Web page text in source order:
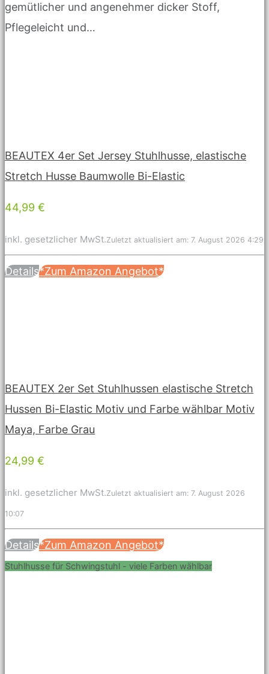
gemütlicher und angenehmer dicker Stoff,
Pflegeleicht und…
BEAUTEX 4er Set Jersey Stuhlhusse, elastische
Stretch Husse Baumwolle Bi-Elastic
44,99 €
inkl. gesetzlicher MwSt.Zuletzt aktualisiert am: 7. August 2026 4:29
Details*Zum Amazon Angebot*
BEAUTEX 2er Set Stuhlhussen elastische Stretch
Hussen Bi-Elastic Motiv und Farbe wählbar Motiv
Maya, Farbe Grau
24,99 €
inkl. gesetzlicher MwSt.Zuletzt aktualisiert am: 7. August 2026
10:07
Details*Zum Amazon Angebot*
Stuhlhusse für Schwingstuhl - viele Farben wählbar